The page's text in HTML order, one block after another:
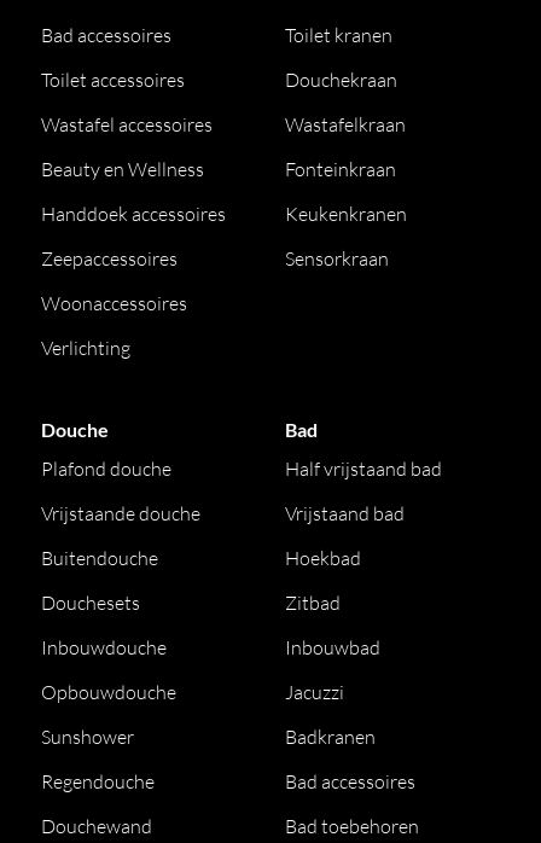
Bad accessoires
Toilet accessoires
Wastafel accessoires
Beauty en Wellness
Handdoek accessoires
Zeepaccessoires
Woonaccessoires
Verlichting
Toilet kranen
Douchekraan
Wastafelkraan
Fonteinkraan
Keukenkranen
Sensorkraan
Douche
Plafond douche
Vrijstaande douche
Buitendouche
Douchesets
Inbouwdouche
Opbouwdouche
Sunshower
Regendouche
Douchewand
Bad
Half vrijstaand bad
Vrijstaand bad
Hoekbad
Zitbad
Inbouwbad
Jacuzzi
Badkranen
Bad accessoires
Bad toebehoren